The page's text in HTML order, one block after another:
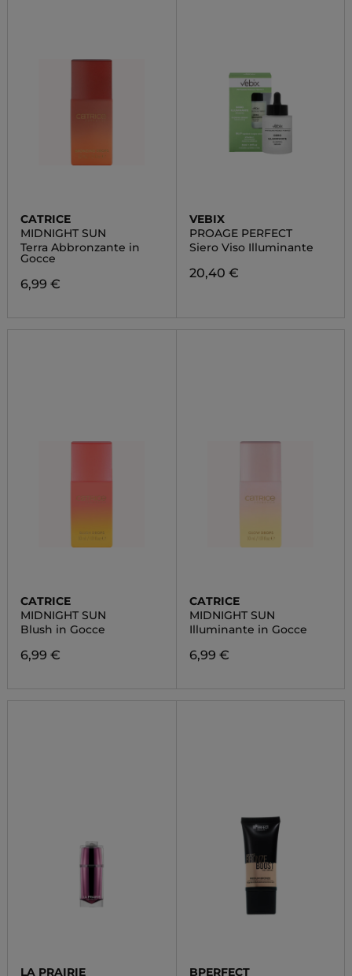
CATRICE
MIDNIGHT SUN
Terra Abbronzante in
Gocce
6,99 €
VEBIX
PROAGE PERFECT
Siero Viso Illuminante
20,40 €
CATRICE
MIDNIGHT SUN
Blush in Gocce
6,99 €
CATRICE
MIDNIGHT SUN
Illuminante in Gocce
6,99 €
LA PRAIRIE BPERFECT